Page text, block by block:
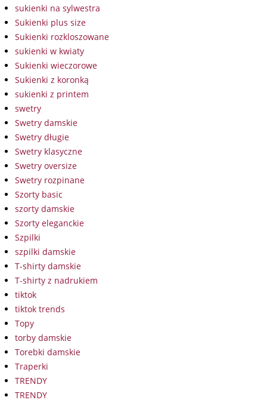
sukienki na sylwestra
Sukienki plus size
Sukienki rozkloszowane
sukienki w kwiaty
Sukienki wieczorowe
Sukienki z koronką
sukienki z printem
swetry
Swetry damskie
Swetry długie
Swetry klasyczne
Swetry oversize
Swetry rozpinane
Szorty basic
szorty damskie
Szorty eleganckie
Szpilki
szpilki damskie
T-shirty damskie
T-shirty z nadrukiem
tiktok
tiktok trends
Topy
torby damskie
Torebki damskie
Traperki
TRENDY
TRENDY